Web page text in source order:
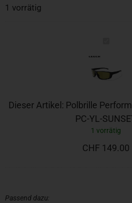
1 vorrätig
PC-
Dieser Artikel: Polbrille
PC-YL-
1 vorrätig
CHF 149.00
Passend dazu: